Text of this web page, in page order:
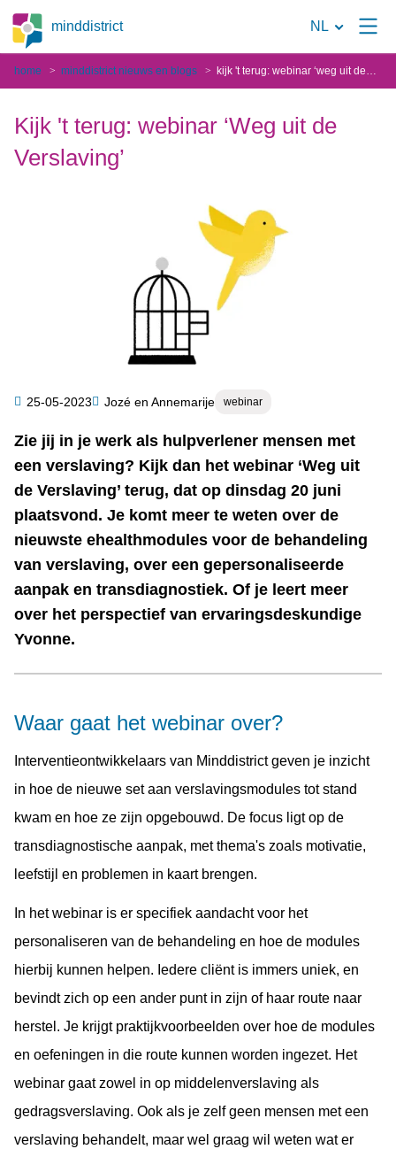
minddistrict
Naar
de
NL
home minddistrict nieuws en blogs kijk 't terug: webinar ‘weg uit de verslaving’
Kijk 't terug: webinar ‘Weg uit de
Verslaving’
25-05-2023 Jozé en AnnemarijeCategorie
webinar
Samenvatting
Zie jij in je werk als hulpverlener mensen met
een verslaving? Kijk dan het webinar ‘Weg uit
de Verslaving’ terug, dat op dinsdag 20 juni
plaatsvond. Je komt meer te weten over de
nieuwste ehealthmodules voor de behandeling
van verslaving, over een gepersonaliseerde
aanpak en transdiagnostiek. Of je leert meer
over het perspectief van ervaringsdeskundige
Yvonne.
Waar gaat het webinar over?
Interventieontwikkelaars van Minddistrict geven je inzicht
in hoe de nieuwe set aan verslavingsmodules tot stand
kwam en hoe ze zijn opgebouwd. De focus ligt op de
transdiagnostische aanpak, met thema's zoals motivatie,
leefstijl en problemen in kaart brengen.
In het webinar is er specifiek aandacht voor het
personaliseren van de behandeling en hoe de modules
hierbij kunnen helpen. Iedere cliënt is immers uniek, en
bevindt zich op een ander punt in zijn of haar route naar
herstel. Je krijgt praktijkvoorbeelden over hoe de modules
en oefeningen in die route kunnen worden ingezet. Het
webinar gaat zowel in op middelenverslaving als
gedragsverslaving. Ook als je zelf geen mensen met een
verslaving behandelt, maar wel graag wil weten wat er